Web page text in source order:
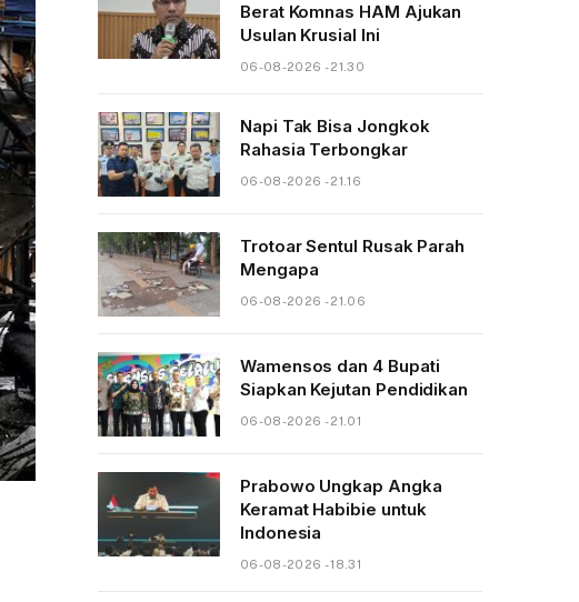
Berat Komnas HAM Ajukan
Usulan Krusial Ini
06-08-2026 - 21.30
Napi Tak Bisa Jongkok
Rahasia Terbongkar
06-08-2026 - 21.16
Trotoar Sentul Rusak Parah
Mengapa
06-08-2026 - 21.06
Wamensos dan 4 Bupati
Siapkan Kejutan Pendidikan
06-08-2026 - 21.01
Prabowo Ungkap Angka
Keramat Habibie untuk
Indonesia
06-08-2026 - 18.31